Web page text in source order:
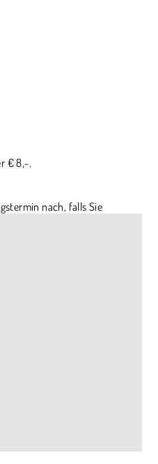
€ 8,-.
nach, falls Sie